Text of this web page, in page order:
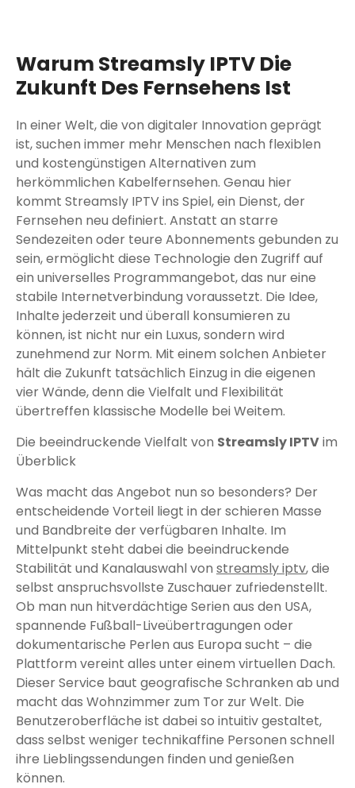
Warum Streamsly IPTV Die
Zukunft Des Fernsehens Ist
In einer Welt, die von digitaler Innovation geprägt
ist, suchen immer mehr Menschen nach flexiblen
und kostengünstigen Alternativen zum
herkömmlichen Kabelfernsehen. Genau hier
kommt Streamsly IPTV ins Spiel, ein Dienst, der
Fernsehen neu definiert. Anstatt an starre
Sendezeiten oder teure Abonnements gebunden zu
sein, ermöglicht diese Technologie den Zugriff auf
ein universelles Programmangebot, das nur eine
stabile Internetverbindung voraussetzt. Die Idee,
Inhalte jederzeit und überall konsumieren zu
können, ist nicht nur ein Luxus, sondern wird
zunehmend zur Norm. Mit einem solchen Anbieter
hält die Zukunft tatsächlich Einzug in die eigenen
vier Wände, denn die Vielfalt und Flexibilität
übertreffen klassische Modelle bei Weitem.
Die beeindruckende Vielfalt von Streamsly IPTVim
Überblick
Was macht das Angebot nun so besonders? Der
entscheidende Vorteil liegt in der schieren Masse
und Bandbreite der verfügbaren Inhalte. Im
Mittelpunkt steht dabei die beeindruckende
Stabilität und Kanalauswahl von streamsly iptv, die
selbst anspruchsvollste Zuschauer zufriedenstellt.
Ob man nun hitverdächtige Serien aus den USA,
spannende Fußball-Liveübertragungen oder
dokumentarische Perlen aus Europa sucht – die
Plattform vereint alles unter einem virtuellen Dach.
Dieser Service baut geografische Schranken ab und
macht das Wohnzimmer zum Tor zur Welt. Die
Benutzeroberfläche ist dabei so intuitiv gestaltet,
dass selbst weniger technikaffine Personen schnell
ihre Lieblingssendungen finden und genießen
können.